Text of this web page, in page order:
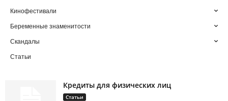
Кинофестивали
Беременные знаменитости
Скандалы
Статьи
Кредиты для физических лиц
Статьи